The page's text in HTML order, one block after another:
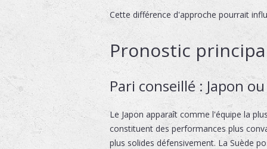
Cette différence d'approche pourrait
Pronostic
Pari conseillé : Japon
Le Japon apparaît comme l'équipe la
constituent des performances plus
plus solides défensivement. La Suède